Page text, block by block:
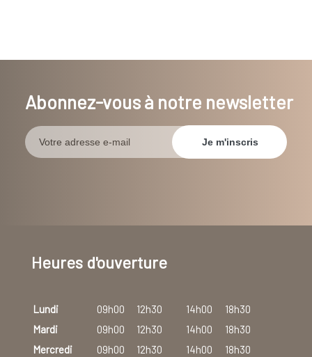
Abonnez-vous à notre newsletter
Heures d'ouverture
Lundi 09h00 12h30 14h00
18h30
Mardi
09h00 12h30 14h00
18h30
Mercredi
09h00 12h30 14h00
18h30